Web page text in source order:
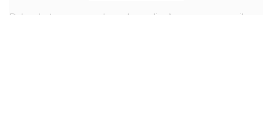
Dalam keterangannya kepada media, Anam menyampaikan